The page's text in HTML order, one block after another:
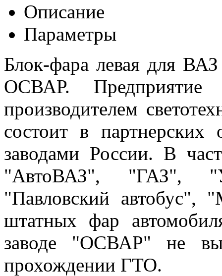
Описание
Параметры
Блок-фара левая для
ОСВАР.
производителем
состоит в
заводами России. В
"АвтоВАЗ", "ГАЗ",
"Павловский автобус",
штатных фар
заводе "ОСВАР" не
прохождении ГТО.